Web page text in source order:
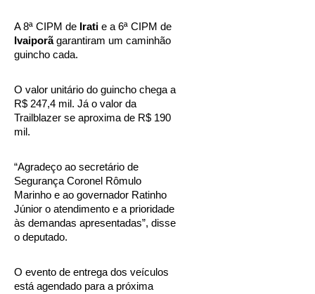
A 8ª CIPM de Irati
Ivaiporã garantiram um caminhão
guincho cada.
O valor unitário do guincho chega a
R$ 247,4 mil. Já o valor da
Trailblazer se aproxima de R$ 190
mil.
“Agradeço ao secretário de
Segurança Coronel Rômulo
Marinho e ao governador Ratinho
Júnior o atendimento e a prioridade
às demandas apresentadas”, disse
o deputado.
O evento de entrega dos veículos
está agendado para a próxima